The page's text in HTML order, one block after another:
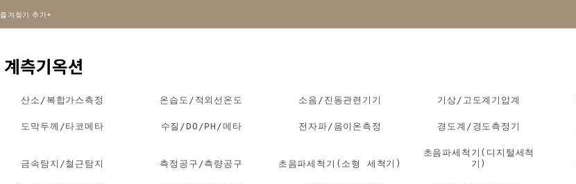
즐겨찾기 추가+
산소/복합가스측정 온습도/적외선온도 소음/진동관련기기 기상/고도계기압계
도막두께/타코메타 수질/DO/PH/메타 전자파/음이온측정 경도계/경도측정기
금속탐지/철근탐지 측정공구/측량공구 초음파세척기(소형 세척기)
초음파세척기(디지털세척
기)